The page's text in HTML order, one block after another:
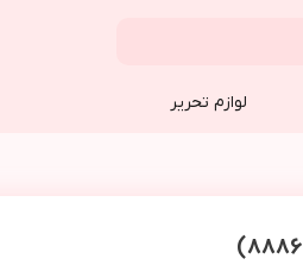
لوازم تحریر